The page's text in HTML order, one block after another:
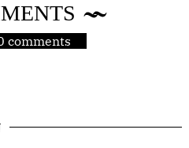
comments